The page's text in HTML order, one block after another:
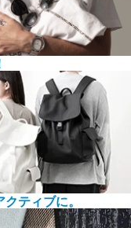
ティブに。